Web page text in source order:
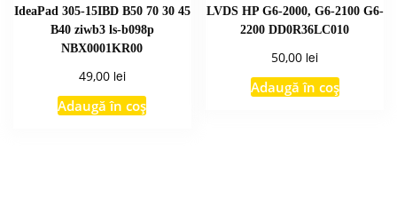
IdeaPad 305-15IBD B50 70 30 45
B40 ziwb3 ls-b098p
NBX0001KR00
49,00 lei
Adaugă în coș
LVDS HP G6-2000, G6-2100 G6-
2200 DD0R36LC010
50,00 lei
Adaugă în coș